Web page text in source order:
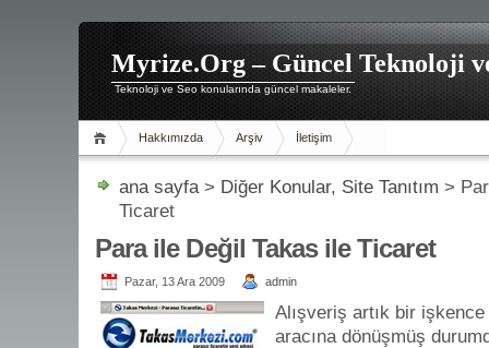
Myrize.Org – Güncel Teknoloji
Teknoloji ve Seo konularında güncel makaleler.
Hakkımızda Arşiv İletişim
ana sayfa> Diğer Konular, Site Tanıtım >
Ticaret
Para ile Değil Takas ile Ticaret
Pazar, 13 Ara 2009 admin
Alışveriş artık bir
aracına dönüşmüş